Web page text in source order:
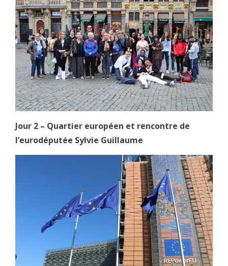
Jour 2 – Quartier européen et rencontre de
l’eurodéputée Sylvie Guillaume